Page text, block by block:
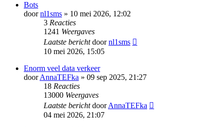
Bots
doornl1sms » 10 mei 2026, 12:02
3 Reacties
1241 Weergaves
Laatste berichtdoornl1sms
10 mei 2026, 15:05
Enorm veel data verkeer
doorAnnaTEFka » 09 sep 2025, 21:27
18 Reacties
13000 Weergaves
Laatste berichtdoorAnnaTEFka
04 mei 2026, 21:07